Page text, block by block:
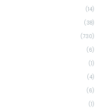
(14)
(38)
(730)
(6)
(1)
(4)
(6)
(1)